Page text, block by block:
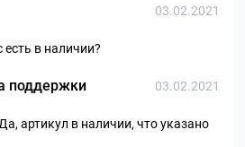
03.02.2021
в наличии?
поддержки 03.02.2021
артикул в наличии, что указано